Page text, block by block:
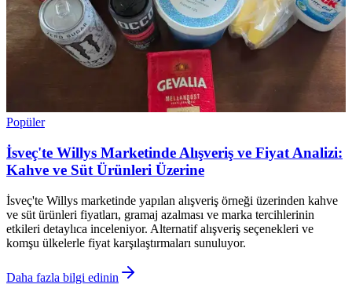
Popüler
İsveç'te Willys Marketinde Alışveriş ve Fiyat Analizi:
Kahve ve Süt Ürünleri Üzerine
İsveç'te Willys marketinde yapılan alışveriş örneği üzerinden kahve
ve süt ürünleri fiyatları, gramaj azalması ve marka tercihlerinin
etkileri detaylıca inceleniyor. Alternatif alışveriş seçenekleri ve
komşu ülkelerle fiyat karşılaştırmaları sunuluyor.
Daha fazla bilgi edinin